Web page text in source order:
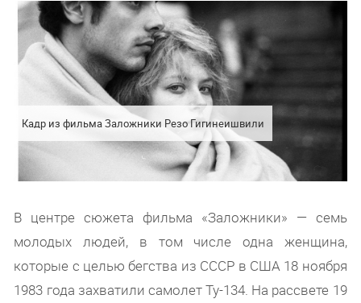
Кадр из фильма Заложники Резо Гигинеишвили
В центре сюжета фильма «Заложники» — семь
молодых людей, в том числе одна женщина,
которые с целью бегства из СССР в США 18 ноября
1983 года захватили самолет Ту-134. На рассвете 19